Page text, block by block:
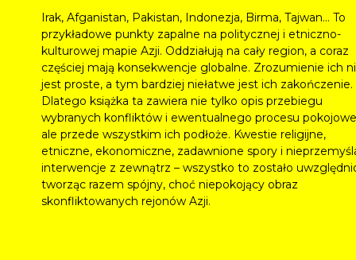
Irak, Afganistan, Pakistan, Indonezja, Birma, Tajwan… To
przykładowe punkty zapalne na politycznej i etniczno-
kulturowej mapie Azji. Oddziałują na cały region, a coraz
częściej mają konsekwencje globalne. Zrozumienie ich
jest proste, a tym bardziej niełatwe jest ich zakończenie.
Dlatego książka ta zawiera nie tylko opis przebiegu
wybranych konfliktów i ewentualnego procesu
ale przede wszystkim ich podłoże. Kwestie religijne,
etniczne, ekonomiczne, zadawnione spory i
interwencje z zewnątrz – wszystko to zostało
tworząc razem spójny, choć niepokojący obraz
skonfliktowanych rejonów Azji.